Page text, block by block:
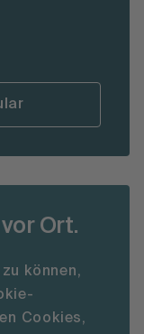
Ort.
können,
Cookies,